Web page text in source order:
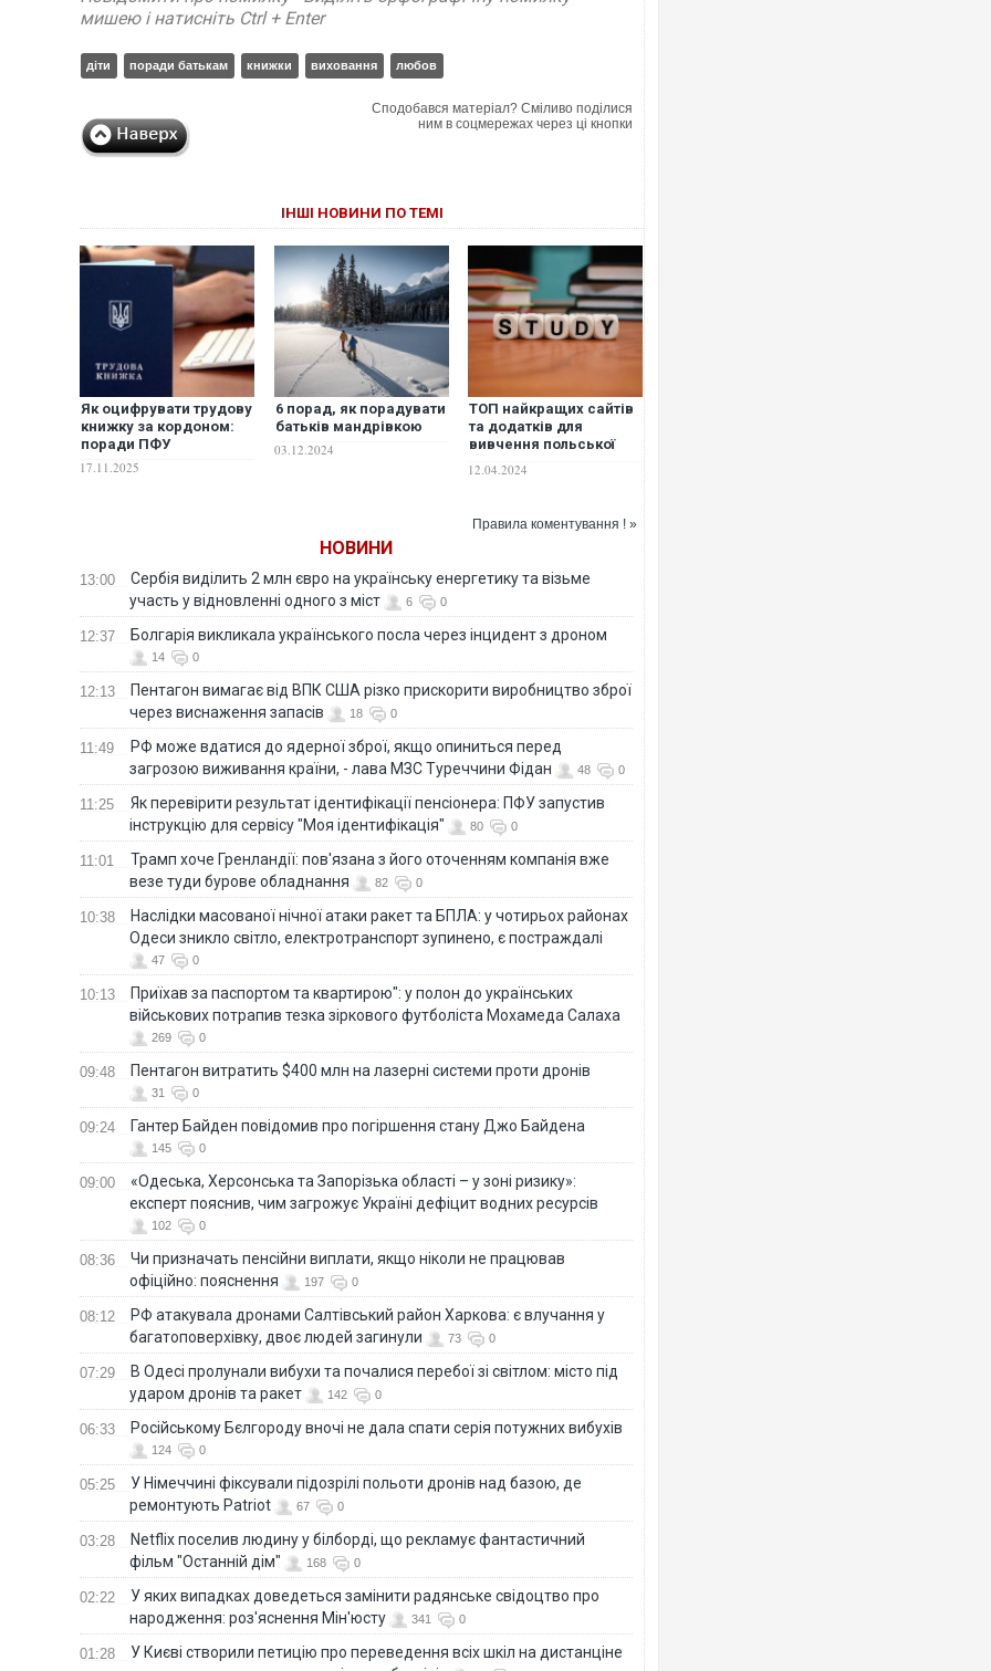
мишею і натисніть Ctrl + Enter
діти поради батькам книжки виховання любов
Сподобався матеріал? Сміливо поділися
ним в соцмережах через ці кнопки
ІНШІ НОВИНИ ПО ТЕМІ
Як оцифрувати трудову
книжку за кордоном:
поради ПФУ
17.11.2025
6 порад, як порадувати
батьків мандрівкою
03.12.2024
ТОП найкращих сайтів
та додатків для
вивчення польської
абітурієнтам та
12.04.2024
Правила коментування ! »
НОВИНИ
13:00
Сербія виділить 2 млн євро на українську енергетику та візьме
участь у відновленні одного з міст
6 0
12:37 Болгарія викликала українського посла через інцидент з дроном
14 0
12:13
Пентагон вимагає від ВПК США різко прискорити виробництво зброї
через виснаження запасів
18 0
11:49
РФ може вдатися до ядерної зброї, якщо опиниться перед
загрозою виживання країни, - лава МЗС Туреччини Фідан
48 0
11:25
Як перевірити результат ідентифікації пенсіонера: ПФУ запустив
інструкцію для сервісу "Моя ідентифікація"
80 0
11:01
Трамп хоче Гренландії: пов'язана з його оточенням компанія вже
везе туди бурове обладнання
82 0
10:38
Наслідки масованої нічної атаки ракет та БПЛА: у чотирьох районах
Одеси зникло світло, електротранспорт зупинено, є постраждалі
47 0
10:13
Приїхав за паспортом та квартирою": у полон до українських
військових потрапив тезка зіркового футболіста Мохамеда Салаха
269 0
09:48 Пентагон витратить $400 млн на лазерні системи проти дронів
31 0
09:24 Гантер Байден повідомив про погіршення стану Джо Байдена
145 0
09:00
«Одеська, Херсонська та Запорізька області – у зоні ризику»:
експерт пояснив, чим загрожує Україні дефіцит водних ресурсів
102 0
08:36
Чи призначать пенсійни виплати, якщо ніколи не працював
офіційно: пояснення
197 0
08:12
РФ атакувала дронами Салтівський район Харкова: є влучання у
багатоповерхівку, двоє людей загинули
73 0
07:29
В Одесі пролунали вибухи та почалися перебої зі світлом: місто під
ударом дронів та ракет
142 0
06:33 Російському Бєлгороду вночі не дала спати серія потужних вибухів
124 0
05:25
У Німеччині фіксували підозрілі польоти дронів над базою, де
ремонтують Patriot
67 0
03:28
Netflix поселив людину у білборді, що рекламує фантастичний
фільм "Останній дім"
168 0
02:22
У яких випадках доведеться замінити радянське свідоцтво про
народження: роз'яснення Мін'юсту
341 0
01:28
У Києві створили петицію про переведення всіх шкіл на дистанціне